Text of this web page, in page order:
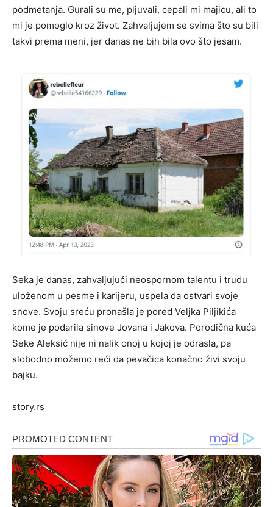
podmetanja. Gurali su me, pljuvali, cepali mi majicu, ali to
mi je pomoglo kroz život. Zahvaljujem se svima što su bili
takvi prema meni, jer danas ne bih bila ovo što jesam.
Seka je danas, zahvaljujući neospornom talentu i trudu
uloženom u pesme i karijeru, uspela da ostvari svoje
snove. Svoju sreću pronašla je pored Veljka Piljikića
kome je podarila sinove Jovana i Jakova. Porodična kuća
Seke Aleksić nije ni nalik onoj u kojoj je odrasla, pa
slobodno možemo reći da pevačica konačno živi svoju
bajku.
story.rs